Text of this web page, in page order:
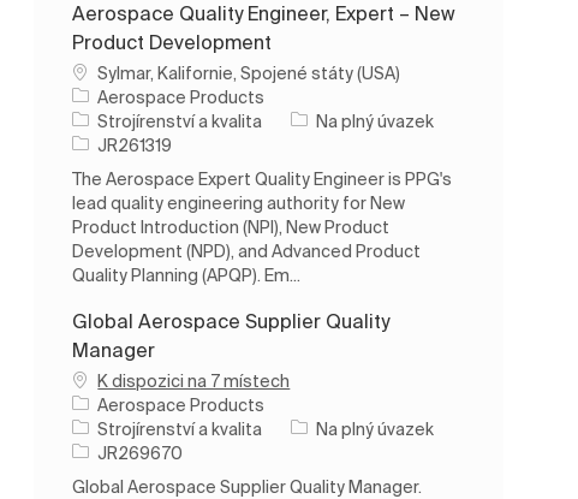
Aerospace Quality Engineer, Expert – New
Product Development
Umístění
Sylmar, Kalifornie, Spojené státy (USA)
Aerospace Products
Kategorie
Strojírenství a kvalita Typ úlohy
Na plný úvazek
ID úlohy
JR261319
The Aerospace Expert Quality Engineer is PPG's
lead quality engineering authority for New
Product Introduction (NPI), New Product
Development (NPD), and Advanced Product
Quality Planning (APQP). Em...
Global Aerospace Supplier Quality
Manager
K dispozici na 7 místech
Aerospace Products
Kategorie
Strojírenství a kvalita Typ úlohy
Na plný úvazek
ID úlohy
JR269670
Global Aerospace Supplier Quality Manager.